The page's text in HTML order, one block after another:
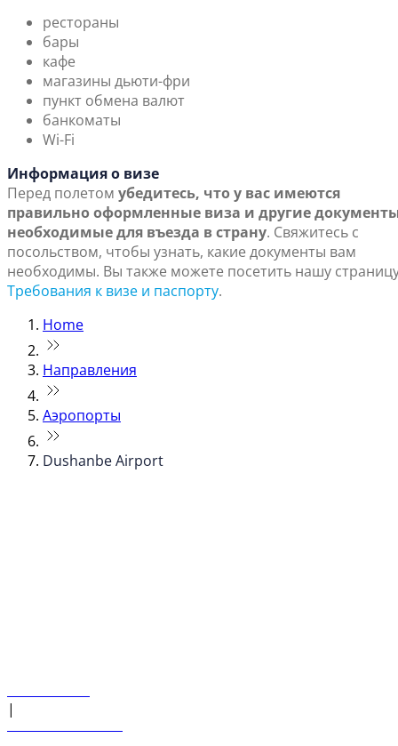
рестораны
бары
кафе
магазины дьюти-фри
пункт обмена валют
банкоматы
Wi-Fi
Информация о визе
Перед полетом убедитесь, что у вас имеются
правильно оформленные виза и другие
необходимые для въезда в страну. Свяжитесь с
посольством, чтобы узнать, какие документы вам
необходимы. Вы также можете посетить нашу
Требования к визе и паспорту.
Home
Направления
Аэропорты
Dushanbe Airport
|